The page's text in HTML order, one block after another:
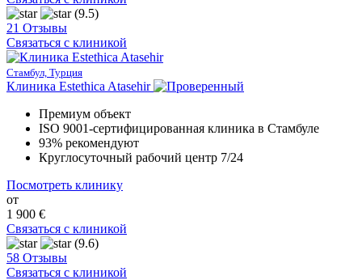
(9.5)
21 Отзывы
Связаться с клиникой
Стамбул, Турция
Клиника Estethica Atasehir
Премиум объект
ISO 9001-сертифицированная клиника в Стамбуле
93% рекомендуют
Круглосуточный рабочий центр 7/24
Посмотреть клинику
от
1 900 €
Связаться с клиникой
(9.6)
58 Отзывы
Связаться с клиникой